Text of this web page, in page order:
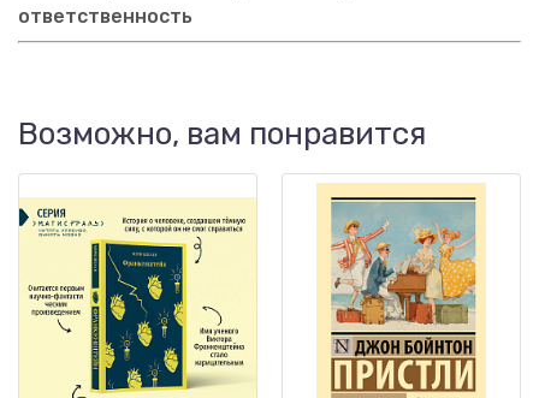
ответственность
Возможно, вам понравится